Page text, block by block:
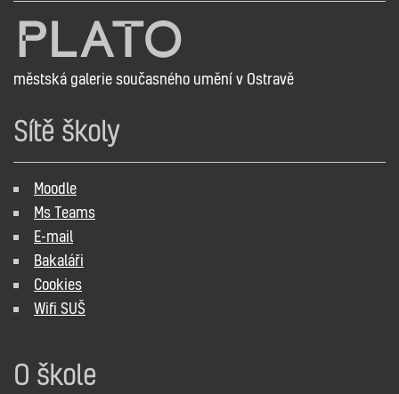
městská galerie současného umění v Ostravě
Sítě školy
Moodle
Ms Teams
E-mail
Bakaláři
Cookies
Wifi SUŠ
O škole